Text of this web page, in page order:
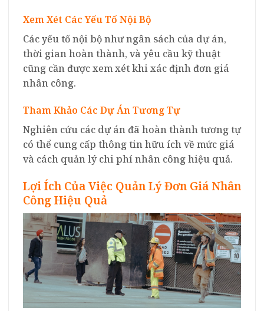
Xem Xét Các Yếu Tố Nội Bộ
Các yếu tố nội bộ như ngân sách của dự án,
thời gian hoàn thành, và yêu cầu kỹ thuật
cũng cần được xem xét khi xác định đơn giá
nhân công.
Tham Khảo Các Dự Án Tương Tự
Nghiên cứu các dự án đã hoàn thành tương tự
có thể cung cấp thông tin hữu ích về mức giá
và cách quản lý chi phí nhân công hiệu quả.
Lợi Ích Của Việc Quản Lý Đơn Giá Nhân
Công Hiệu Quả